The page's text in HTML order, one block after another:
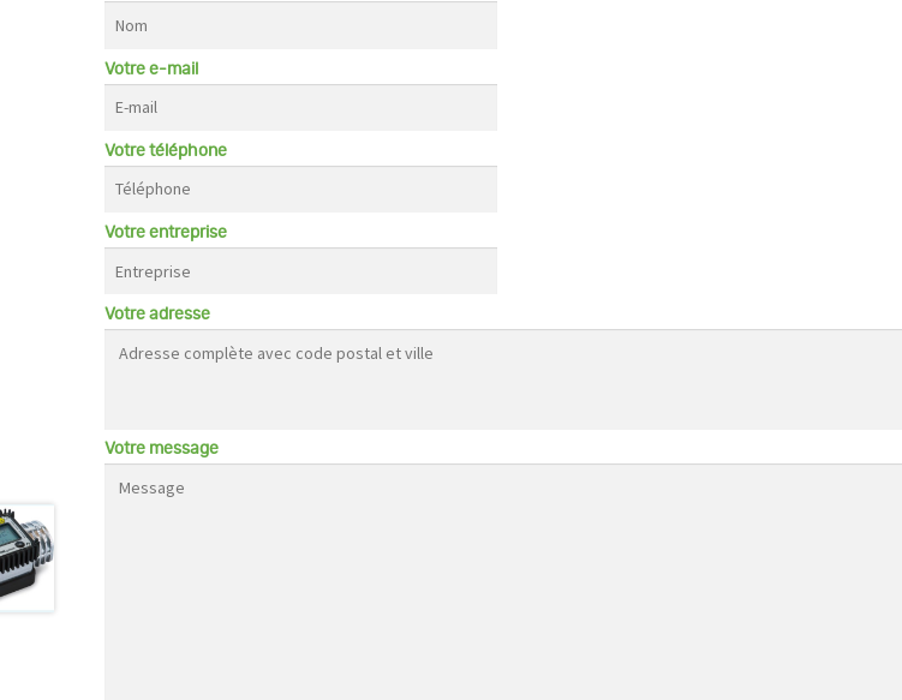
Votre e-mail
Votre téléphone
Votre entreprise
Votre adresse
Votre message